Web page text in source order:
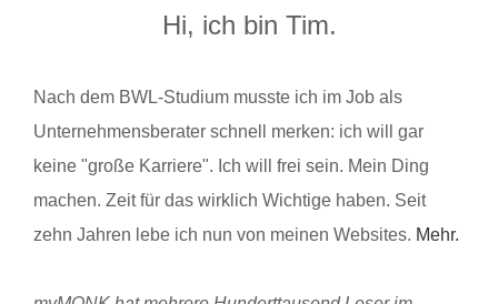
Hi, ich bin Tim.
Nach dem BWL-Studium musste ich im Job als
Unternehmensberater schnell merken: ich will gar
keine "große Karriere". Ich will frei sein. Mein Ding
machen. Zeit für das wirklich Wichtige haben. Seit
zehn Jahren lebe ich nun von meinen Websites. Mehr.